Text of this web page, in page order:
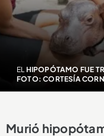
EL HIPOPÓTAMO FUE
FOTO: CORTESÍA
Murió